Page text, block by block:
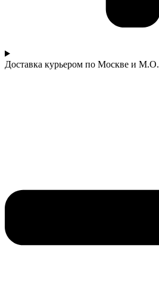
Доставка курьером по Москве и М.О.